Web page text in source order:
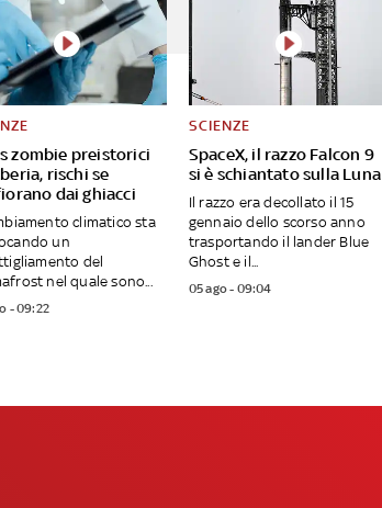
zombie preistorici
rischi se
dai ghiacci
climatico sta
un
del
nel quale sono...
- 09:22
SpaceX, il razzo Falcon 9
si è schiantato sulla Luna
SCIENZE
Il razzo era decollato il 15
gennaio dello scorso anno
trasportando il lander Blue
Ghost e il...
05 ago - 09:04